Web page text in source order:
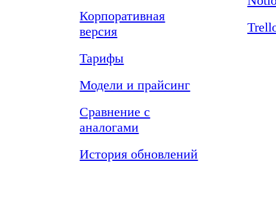
Корпоративная
версия
Тарифы
Модели и прайсинг
Сравнение с
аналогами
История обновлений